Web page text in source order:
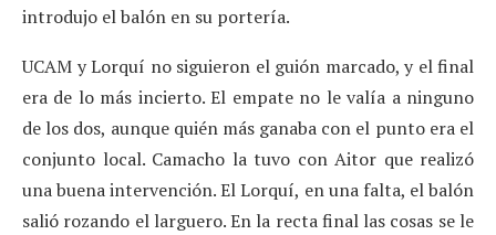
introdujo el balón en su portería.
UCAM y Lorquí no siguieron el guión marcado, y el final
era de lo más incierto. El empate no le valía a ninguno
de los dos, aunque quién más ganaba con el punto era el
conjunto local. Camacho la tuvo con Aitor que realizó
una buena intervención. El Lorquí, en una falta, el balón
salió rozando el larguero. En la recta final las cosas se le